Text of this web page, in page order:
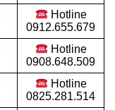
Hotline
0912.655.679
Hotline
0908.648.509
Hotline
0825.281.514